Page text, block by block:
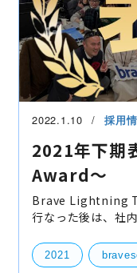
2022.1.10 採用
2021年下
Award〜
Brave Lightning
行なった後は、社
2021